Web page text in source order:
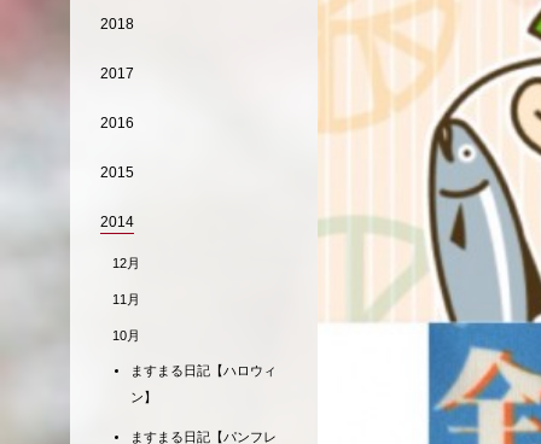
2018
2017
2016
2015
2014
12月
11月
10月
ますまる日記【ハロウィ
ン】
ますまる日記【パンフレ